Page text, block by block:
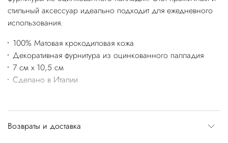
стильный аксессуар идеально подходит для ежедневного
использования.
100% Матовая крокодиловая кожа
Декоративная фурнитура из оцинкованного палладия
7 см x 10,5 см
Сделано в Италии
Возвраты и доставка